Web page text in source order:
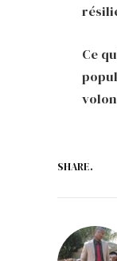
Ce
SHARE.